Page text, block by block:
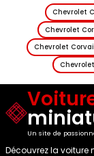
Chevrolet
Chevrolet
Chevrolet
Un site de
Découvrez la voiture